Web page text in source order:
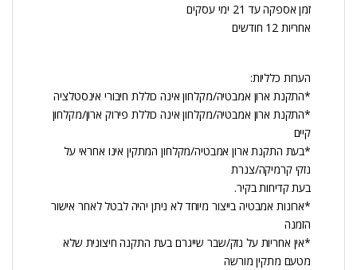
זמן אספקה עד 21 ימי עסקים
אחריות 12 חודשים
הערות כלליות:
*התקנת ארון אמבטיה/מקלחון אינה כוללת חיבורי אינסטלציה
*התקנת ארון אמבטיה/מקלחון אינה כוללת פירוק ארון/מקלחון
קיים
*בעת התקנת ארון אמבטיה/מקלחון המתקין אינו אחראי על
נזקי קרמיקה/צנרת
בעת קדיחות בקיר.
*ארונות אמבטיה בייצור מיוחד לא ניתן יהיה לבטל לאחר אישור
הזמנה
*אין אחריות על נזק/שבר שייגרם בעת התקנה חיצונית שלא
מטעם מתקין מורשה